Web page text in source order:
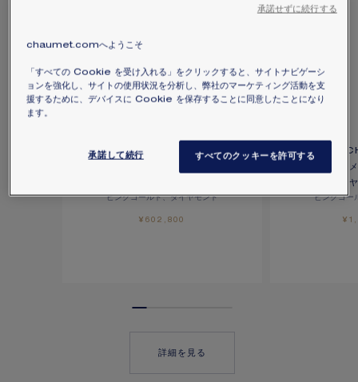
BEE DE CHAUMET 「ビー
ピンクゴールド、ダイヤモンド
¥602,800
BEE DE
ドゥ ショー
ピンクゴー
詳細を見る
chaumet.comへようこそ
「すべての Cookie を受け入れる」をクリックすると、サイトナビゲーシ
ョンを強化し、サイトの使用状況を分析し、弊社のマーケティング活動を支
援するために、デバイスに Cookie を保存することに同意したことになり
ます。
承諾して続行 すべてのクッキーを許可する
承諾せずに続行する